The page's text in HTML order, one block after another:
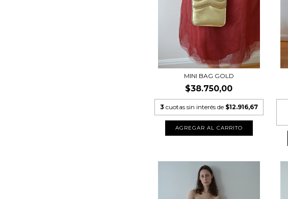
MINI BAG GOLD
$38.750,00
3 cuotas sin interés de $12.916,67